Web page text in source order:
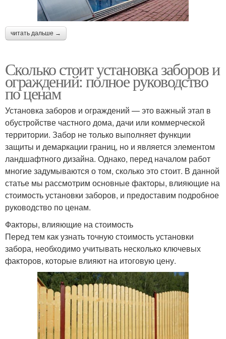
читать дальше →
Сколько стоит установка заборов и
ограждений: полное руководство
по ценам
Установка заборов и ограждений — это важный этап в
обустройстве частного дома, дачи или коммерческой
территории. Забор не только выполняет функции
защиты и демаркации границ, но и является элементом
ландшафтного дизайна. Однако, перед началом работ
многие задумываются о том, сколько это стоит. В данной
статье мы рассмотрим основные факторы, влияющие на
стоимость установки заборов, и предоставим подробное
руководство по ценам.
Факторы, влияющие на стоимость
Перед тем как узнать точную стоимость установки
забора, необходимо учитывать несколько ключевых
факторов, которые влияют на итоговую цену.